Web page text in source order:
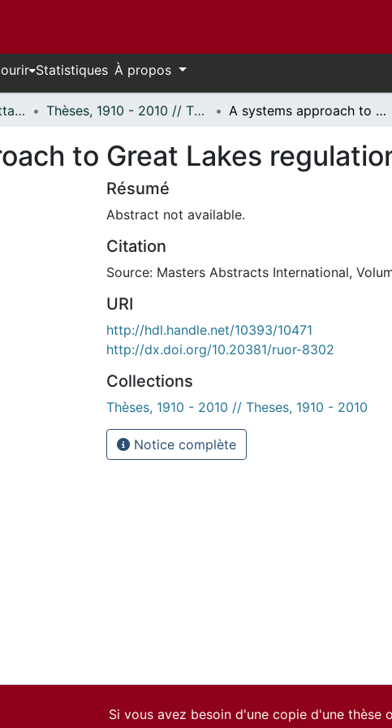
Statistiques À propos
Thèses uOttawa // uOttawa Theses Thèses, 1910 - 2010 // Theses, 1910 - 2010 A systems approach to Great Lakes regulation.
to Great Lakes
Résumé
Abstract not available.
Citation
Source: Masters Abstracts International,
URI
http://hdl.handle.net/10393/10471
http://dx.doi.org/10.20381/ruor-8302
Collections
Thèses, 1910 - 2010 // Theses, 1910 - 2010
Notice complète
Si vous avez besoin d'une copie d'une thèse